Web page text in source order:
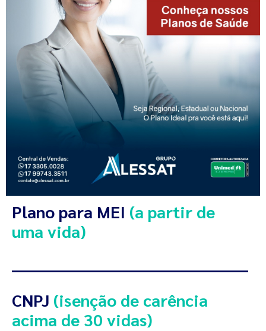
Plano para MEI (a partir de
uma vida)
CNPJ (isenção de carência
acima de 30 vidas)